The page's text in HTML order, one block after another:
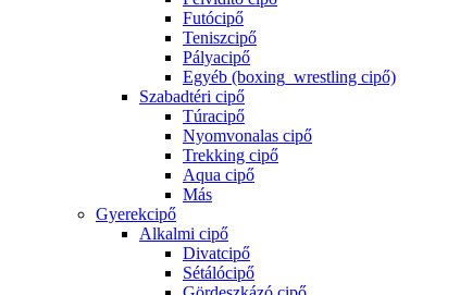
Futócipő
Teniszcipő
Pályacipő
Egyéb (boxing_wrestling cipő)
Szabadtéri cipő
Túracipő
Nyomvonalas cipő
Trekking cipő
Aqua cipő
Más
Gyerekcipő
Alkalmi cipő
Divatcipő
Sétálócipő